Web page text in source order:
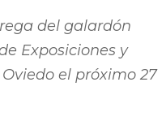
del galardón
Exposiciones y
el próximo 27